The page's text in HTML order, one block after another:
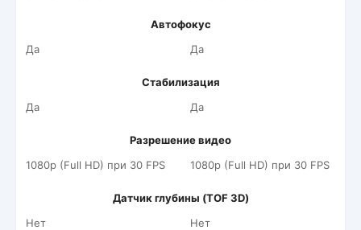
Автофокус
Да
Да
Стабилизация
Да
Да
Разрешение видео
1080p (Full HD) при 30 FPS
1080p (Full HD) при 30 FPS
Датчик глубины (TOF 3D)
Нет
Нет